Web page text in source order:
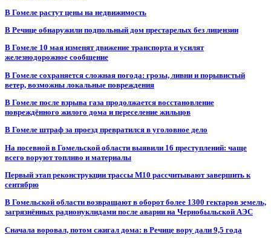
В Гомеле растут цены на недвижимость
В Речице обнаружили подпольный дом престарелых без лицензии
В Гомеле 10 мая изменят движение транспорта и усилят
железнодорожное сообщение
В Гомеле сохраняется сложная погода: грозы, ливни и порывистый
ветер, возможны локальные повреждения
В Гомеле после взрыва газа продолжается восстановление
повреждённого жилого дома и переселение жильцов
В Гомеле штраф за проезд превратился в уголовное дело
На посевной в Гомельской области выявили 16 преступлений: чаще
всего воруют топливо и материалы
Первый этап реконструкции трассы М10 рассчитывают завершить к
сентябрю
В Гомельской области возвращают в оборот более 1300 гектаров земель,
загрязнённых радионуклидами после аварии на Чернобыльской АЭС
Сначала воровал, потом сжигал дома: в Речице вору дали 9,5 года